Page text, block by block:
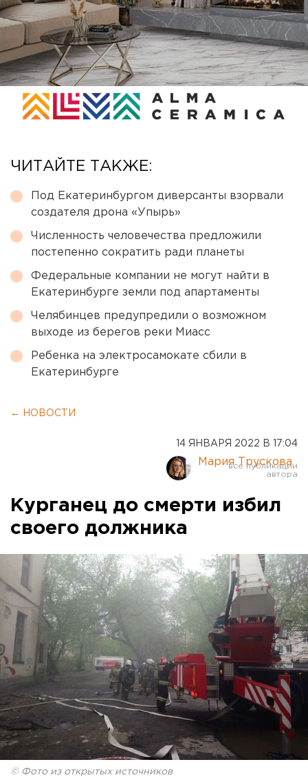
ЧИТАЙТЕ ТАКЖЕ:
Под Екатеринбургом диверсанты взорвали
создателя дрона «Упырь»
Численность человечества предложили
постепенно сократить ради планеты
Федеральные компании не могут найти в
Екатеринбурге земли под апартаменты
Челябинцев предупредили о возможном
выходе из берегов реки Миасс
Ребенка на электросамокате сбили в
Екатеринбурге
← НОВОСТИ
14 ЯНВАРЯ 2022 В 17:04
Мария Трускова
Курганец до смерти избил
своего должника
© Фото из открытых источников